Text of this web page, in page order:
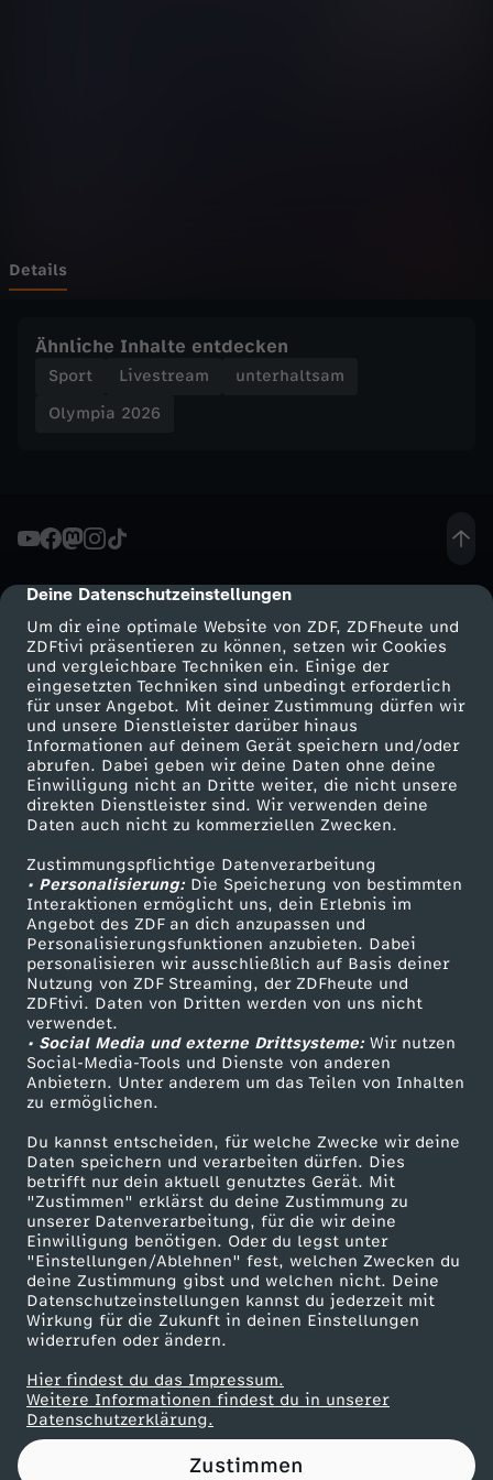
cmp-dialog-description
Deine Datenschutzeinstellungen
Um dir eine optimale Website von ZDF, ZDFheute und
ZDFtivi präsentieren zu können, setzen wir Cookies
und vergleichbare Techniken ein. Einige der
eingesetzten Techniken sind unbedingt erforderlich
für unser Angebot. Mit deiner Zustimmung dürfen wir
und unsere Dienstleister darüber hinaus
Informationen auf deinem Gerät speichern und/oder
abrufen. Dabei geben wir deine Daten ohne deine
Einwilligung nicht an Dritte weiter, die nicht unsere
direkten Dienstleister sind. Wir verwenden deine
Daten auch nicht zu kommerziellen Zwecken.
Zustimmungspflichtige Datenverarbeitung
• Personalisierung:Die Speicherung von bestimmten
Interaktionen ermöglicht uns, dein Erlebnis im
Angebot des ZDF an dich anzupassen und
Personalisierungsfunktionen anzubieten. Dabei
personalisieren wir ausschließlich auf Basis deiner
Nutzung von ZDF Streaming, der ZDFheute und
ZDFtivi. Daten von Dritten werden von uns nicht
verwendet.
• Social Media und externe Drittsysteme:Wir nutzen
Social-Media-Tools und Dienste von anderen
Anbietern. Unter anderem um das Teilen von Inhalten
zu ermöglichen.
Du kannst entscheiden, für welche Zwecke wir deine
Daten speichern und verarbeiten dürfen. Dies
betrifft nur dein aktuell genutztes Gerät. Mit
"Zustimmen" erklärst du deine Zustimmung zu
unserer Datenverarbeitung, für die wir deine
Einwilligung benötigen. Oder du legst unter
"Einstellungen/Ablehnen" fest, welchen Zwecken du
deine Zustimmung gibst und welchen nicht. Deine
Datenschutzeinstellungen kannst du jederzeit mit
Wirkung für die Zukunft in deinen Einstellungen
widerrufen oder ändern.
Hier findest du das Impressum.
Weitere Informationen findest du in unserer
Datenschutzerklärung.
Zustimmen
S
f
u
k
t
i
o
n
i
e
r
t
S
k
i
H
a
l
f
p
i
Details
Ähnliche Inhalte entdecken
Sport Livestream
unterhaltsam
Olympia 2026
Mehr ZDF
ZDF-Apps
Smart TV
ZDFtext
Livestreams
Sendungen A-Z
TV-Programm
Service
ZDFmitreden
Kontakt zum ZDF
Tickets
Zuschauerservice
Hilfe
ZDF Unternehmen
Karriere
ZDF goes Schule
Werbefernsehen
Mainzelmännchen
Partner